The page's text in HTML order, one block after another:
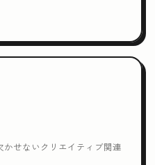
かせないクリエイティブ関連